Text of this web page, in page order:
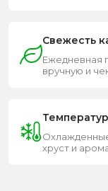
Свежесть
Ежедневная
вручную и
Охлажденные
хруст и